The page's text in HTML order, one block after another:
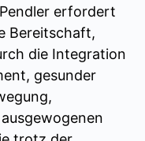
erfordert
Bereitschaft,
die Integration
gesunder